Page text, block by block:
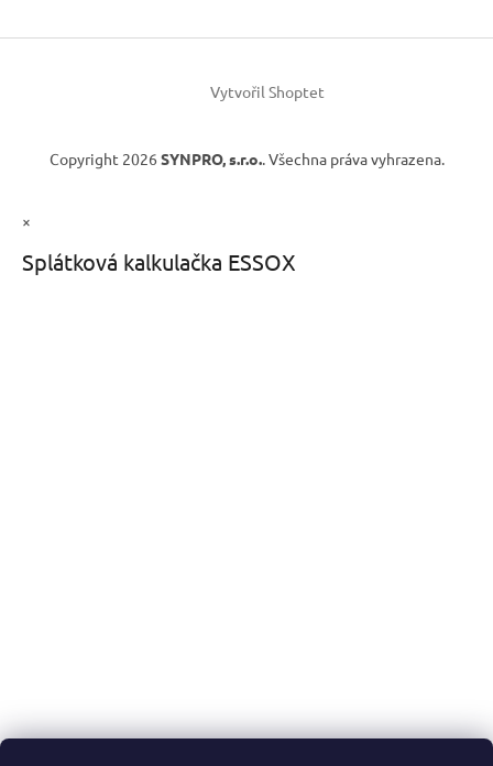
Vytvořil Shoptet
Copyright 2026 SYNPRO, s.r.o.. Všechna práva vyhrazena.
×
Splátková kalkulačka ESSOX